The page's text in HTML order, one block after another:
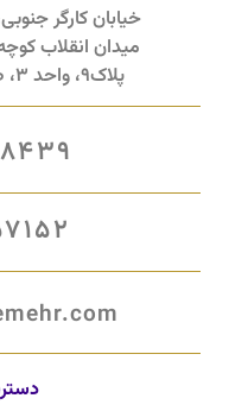
خیابان کارگر
میدان انقلاب
پلاک9، واحد 3، طبقه اول